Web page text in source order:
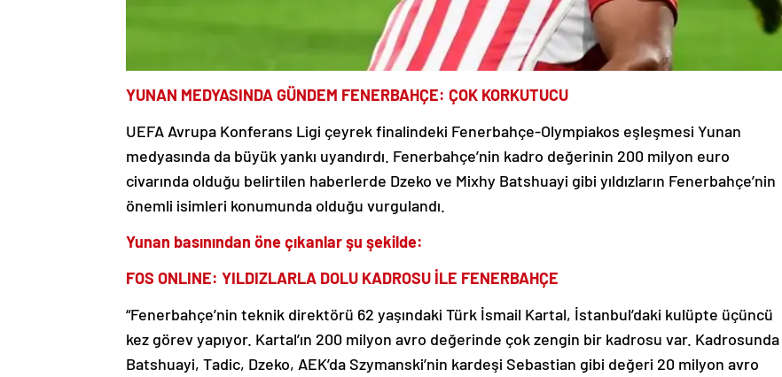
YUNAN MEDYASINDA GÜNDEM FENERBAHÇE: ÇOK KORKUTUCU
UEFA Avrupa Konferans Ligi çeyrek finalindeki Fenerbahçe-Olympiakos eşleşmesi Yunan
medyasında da büyük yankı uyandırdı. Fenerbahçe’nin kadro değerinin 200 milyon euro
civarında olduğu belirtilen haberlerde Dzeko ve Mixhy Batshuayi gibi yıldızların Fenerbahçe’nin
önemli isimleri konumunda olduğu vurgulandı.
Yunan basınından öne çıkanlar şu şekilde:
FOS ONLINE: YILDIZLARLA DOLU KADROSU İLE FENERBAHÇE
“Fenerbahçe’nin teknik direktörü 62 yaşındaki Türk İsmail Kartal, İstanbul’daki kulüpte üçüncü
kez görev yapıyor. Kartal’ın 200 milyon avro değerinde çok zengin bir kadrosu var. Kadrosunda
Batshuayi, Tadic, Dzeko, AEK’da Szymanski’nin kardeşi Sebastian gibi değeri 20 milyon avro